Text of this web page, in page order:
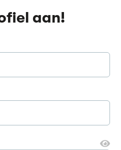
aan!